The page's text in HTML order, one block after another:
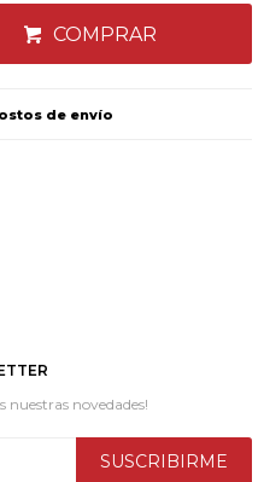
COMPRAR
de envío
nuestras novedades!
SUSCRIBIRME